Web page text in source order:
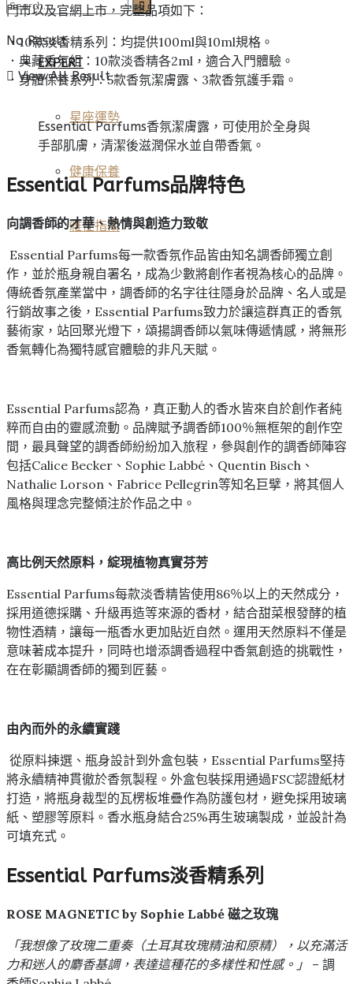
夢幻旅宿
EXPERT
星座運勢
健康保養
雅仕指南
No Result
View All Result
門市以及官網上市，完整品項如下：
．10款淡香精系列：均提供100ml與10ml規格。
．典藏香氛組：10款淡香精各2ml，適合入門體驗。
．身體保養系列：5款香氛潔膚露、3款香氛護手霜。
Essential Parfums香氛潔膚露，可使用於全身與
手部肌膚，清潔後滋潤保水並自帶香氣。
Essential Parfums品牌特色
向調香師的才華、熱情與創造力致敬
Essential Parfums每一款香氛作品皆由知名調香師獨立創
作，並於瓶身親自署名，成為少數將創作者視為核心的品牌。
傳統香氛產業當中，調香師的名字往往隱身於品牌、名人或是
行銷故事之後，Essential Parfums致力於讓這群真正的香氛
藝術家，站回聚光燈下，頌揚調香師以氣味傳遞情感，將無形
香氣轉化為獨特感官體驗的非凡天賦。
Essential Parfums認為，真正動人的香水皆來自於創作者純
粹而自由的靈感流動。品牌賦予調香師100％無框架的創作空
間，最具聲望的調香師紛紛加入旅程，參與創作的調香師陣容
包括Calice Becker、Sophie Labbé、Quentin Bisch、
Nathalie Lorson、Fabrice Pellegrin等知名巨擘，將其個人
風格與理念完整傾注於作品之中。
高比例天然原料，綻現植物真實芬芳
Essential Parfums每款淡香精皆使用86％以上的天然成分，
採用道德採購、升級再造等來源的香材，結合甜菜根發酵的植
物性酒精，讓每一瓶香水更加貼近自然。運用天然原料不僅是
意味著成本提升，同時也增添調香過程中香氣創造的挑戰性，
在在彰顯調香師的獨到匠藝。
由內而外的永續實踐
從原料揀選、瓶身設計到外盒包裝，Essential Parfums堅持
將永續精神貫徹於香氛製程。外盒包裝採用通過FSC認證紙材
打造，將瓶身裁型的瓦楞板堆疊作為防護包材，避免採用玻璃
紙、塑膠等原料。香水瓶身結合25%再生玻璃製成，並設計為
可填充式。
Essential Parfums淡香精系列
ROSE MAGNETIC by Sophie Labbé 磁之玫瑰
「我想像了玫瑰二重奏（土耳其玫瑰精油和原精），以充滿活
力和迷人的麝香基調，表達這種花的多樣性和性感。」
– 調